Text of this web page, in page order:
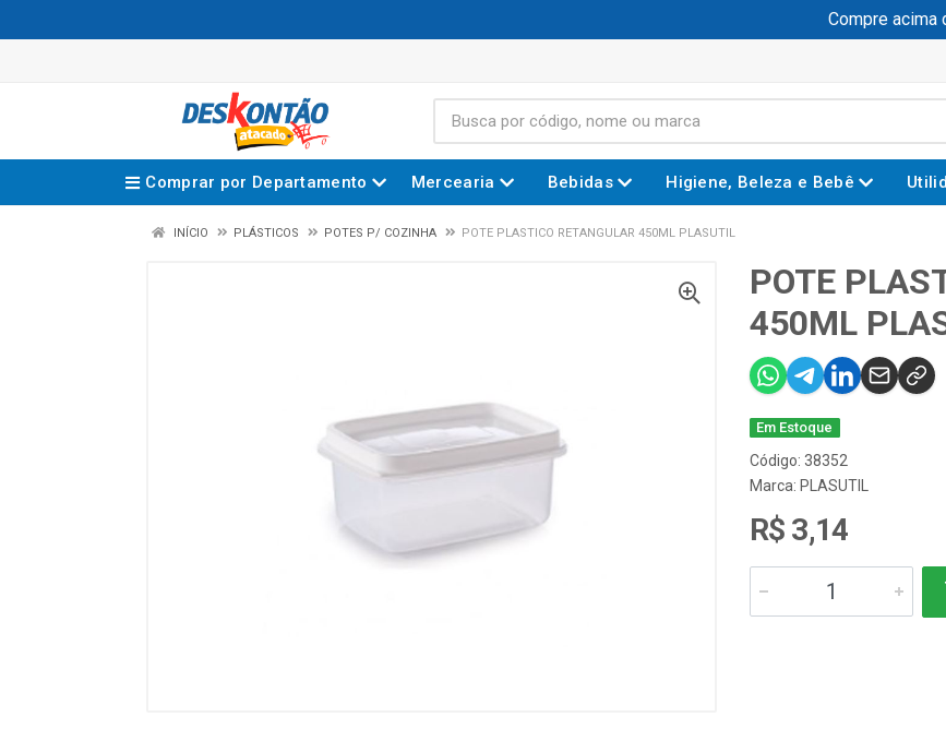
Compre acima
Comprar por Departamento Mercearia Bebidas Higiene, Beleza e Bebê
INÍCIO PLÁSTICOS POTES P/ COZINHA POTE PLASTICO RETANGULAR 450ML PLASUTIL
POTE
450ML
Em Estoque
Código: 38352
Marca: PLASUTIL
R$ 3,14